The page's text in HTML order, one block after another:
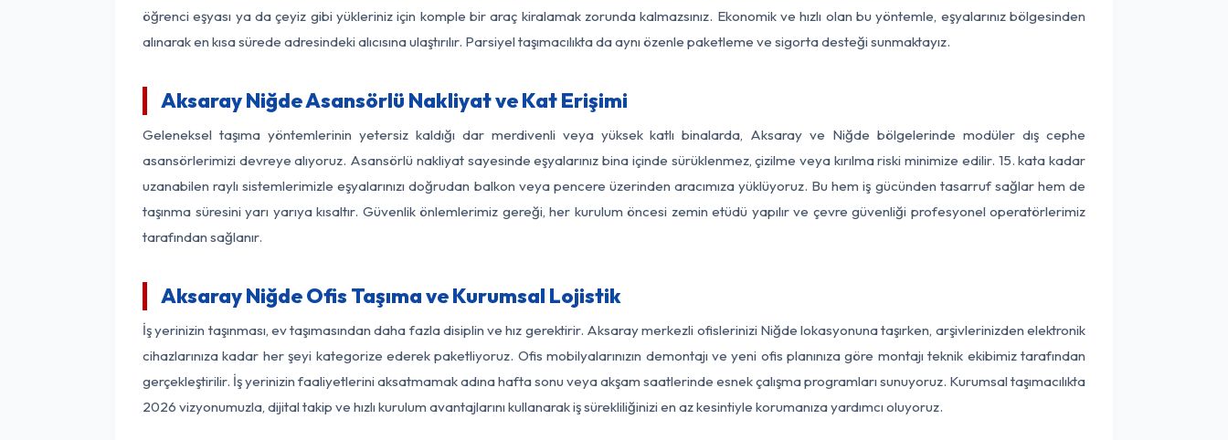
öğrenci eşyası ya da çeyiz gibi yükleriniz için komple bir araç kiralamak zorunda kalmazsınız. Ekonomik ve hızlı olan bu yöntemle, eşyalarınız bölgesinden
alınarak en kısa sürede adresindeki alıcısına ulaştırılır. Parsiyel taşımacılıkta da aynı özenle paketleme ve sigorta desteği sunmaktayız.
Aksaray Niğde Asansörlü Nakliyat ve Kat Erişimi
Geleneksel taşıma yöntemlerinin yetersiz kaldığı dar merdivenli veya yüksek katlı binalarda, Aksaray ve Niğde bölgelerinde modüler dış cephe
asansörlerimizi devreye alıyoruz. Asansörlü nakliyat sayesinde eşyalarınız bina içinde sürüklenmez, çizilme veya kırılma riski minimize edilir. 15. kata kadar
uzanabilen raylı sistemlerimizle eşyalarınızı doğrudan balkon veya pencere üzerinden aracımıza yüklüyoruz. Bu hem iş gücünden tasarruf sağlar hem de
taşınma süresini yarı yarıya kısaltır. Güvenlik önlemlerimiz gereği, her kurulum öncesi zemin etüdü yapılır ve çevre güvenliği profesyonel operatörlerimiz
tarafından sağlanır.
Aksaray Niğde Ofis Taşıma ve Kurumsal Lojistik
İş yerinizin taşınması, ev taşımasından daha fazla disiplin ve hız gerektirir. Aksaray merkezli ofislerinizi Niğde lokasyonuna taşırken, arşivlerinizden elektronik
cihazlarınıza kadar her şeyi kategorize ederek paketliyoruz. Ofis mobilyalarınızın demontajı ve yeni ofis planınıza göre montajı teknik ekibimiz tarafından
gerçekleştirilir. İş yerinizin faaliyetlerini aksatmamak adına hafta sonu veya akşam saatlerinde esnek çalışma programları sunuyoruz. Kurumsal taşımacılıkta
2026 vizyonumuzla, dijital takip ve hızlı kurulum avantajlarını kullanarak iş sürekliliğinizi en az kesintiyle korumanıza yardımcı oluyoruz.